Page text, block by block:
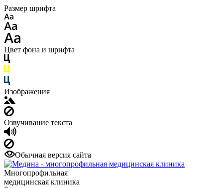
Размер шрифта
Цвет фона и шрифта
Изображения
Озвучивание текста
Обычная версия сайта
Многопрофильная
медицинская клиника